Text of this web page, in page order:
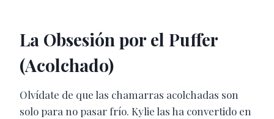
La Obsesión por el Puffer
(Acolchado)
Olvídate de que las chamarras acolchadas son
solo para no pasar frío. Kylie las ha convertido en